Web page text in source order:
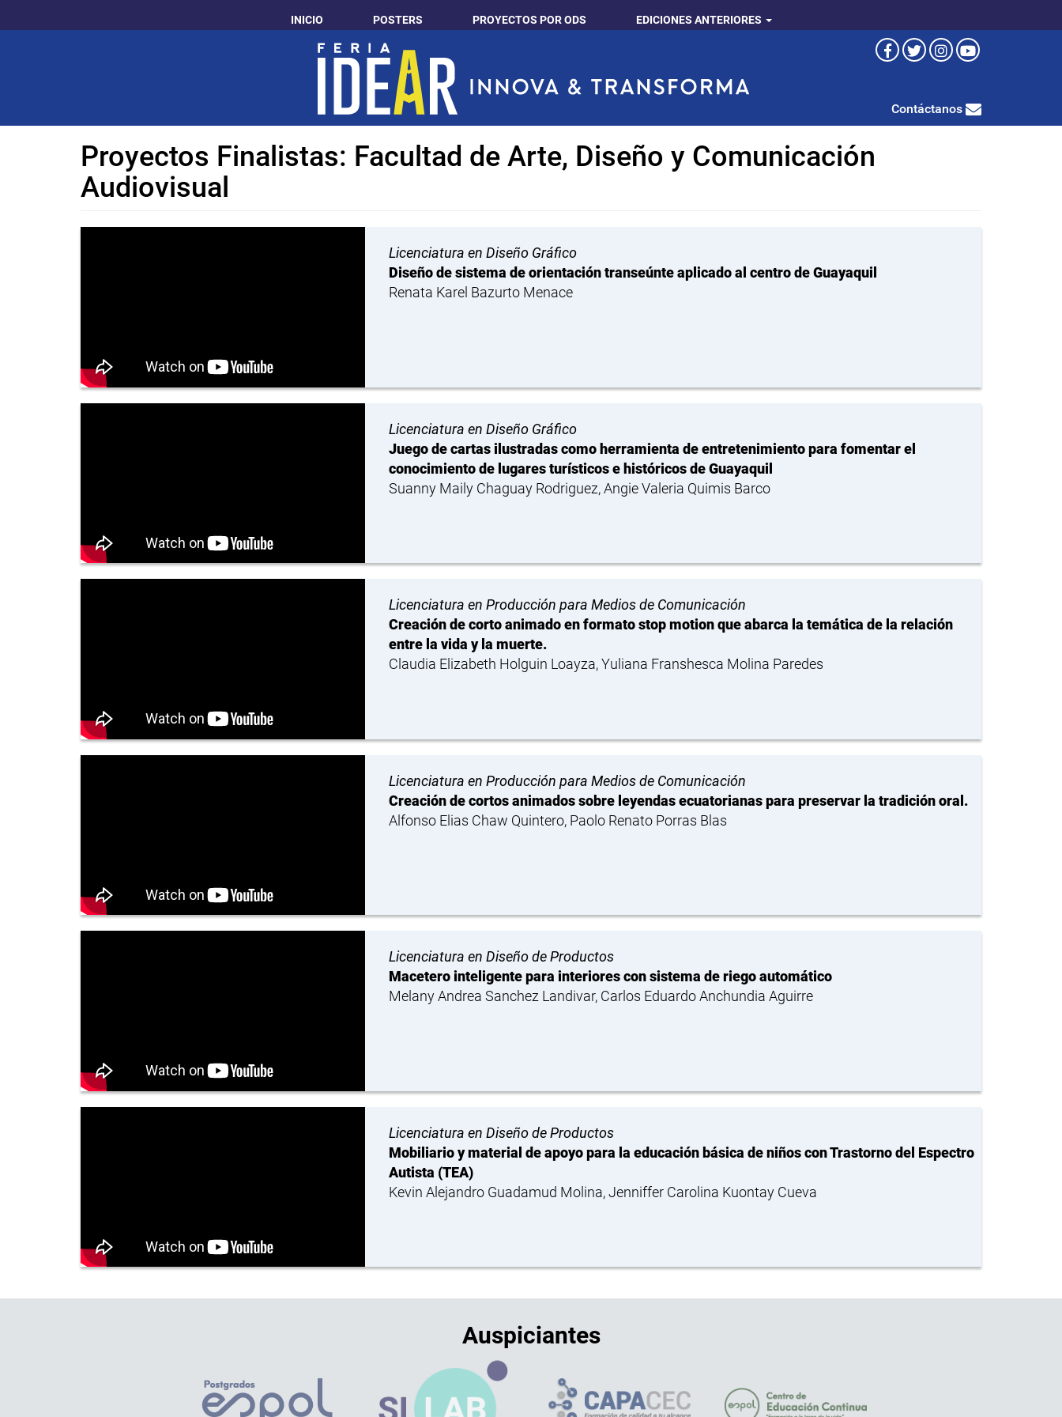
INICIO POSTERS PROYECTOS POR ODS EDICIONES ANTERIORES
Contáctanos
Proyectos Finalistas: Facultad de Arte, Diseño y Comunicación
Audiovisual
Licenciatura en Diseño Gráfico
Diseño de sistema de orientación transeúnte aplicado al centro de Guayaquil
Renata Karel Bazurto Menace
Licenciatura en Diseño Gráfico
Juego de cartas ilustradas como herramienta de entretenimiento para fomentar el
conocimiento de lugares turísticos e históricos de Guayaquil
Suanny Maily Chaguay Rodriguez, Angie Valeria Quimis Barco
Licenciatura en Producción para Medios de Comunicación
Creación de corto animado en formato stop motion que abarca la temática de la relación
entre la vida y la muerte.
Claudia Elizabeth Holguin Loayza, Yuliana Franshesca Molina Paredes
Licenciatura en Producción para Medios de Comunicación
Creación de cortos animados sobre leyendas ecuatorianas para preservar la tradición oral.
Alfonso Elias Chaw Quintero, Paolo Renato Porras Blas
Licenciatura en Diseño de Productos
Macetero inteligente para interiores con sistema de riego automático
Melany Andrea Sanchez Landivar, Carlos Eduardo Anchundia Aguirre
Licenciatura en Diseño de Productos
Mobiliario y material de apoyo para la educación básica de niños con Trastorno del Espectro
Autista (TEA)
Kevin Alejandro Guadamud Molina, Jenniffer Carolina Kuontay Cueva
Auspiciantes